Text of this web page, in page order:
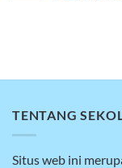
TENTANG
Situs web ini